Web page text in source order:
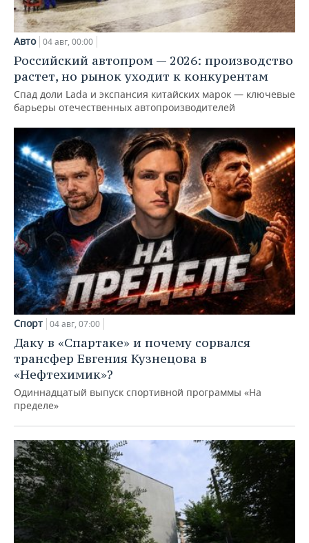
Авто 04 авг, 00:00
Российский автопром — 2026: производство
растет, но рынок уходит к конкурентам
Спад доли Lada и экспансия китайских марок — ключевые
барьеры отечественных автопроизводителей
Спорт 04 авг, 07:00
Даку в «Спартаке» и почему сорвался
трансфер Евгения Кузнецова в
«Нефтехимик»?
Одиннадцатый выпуск спортивной программы «На
пределе»